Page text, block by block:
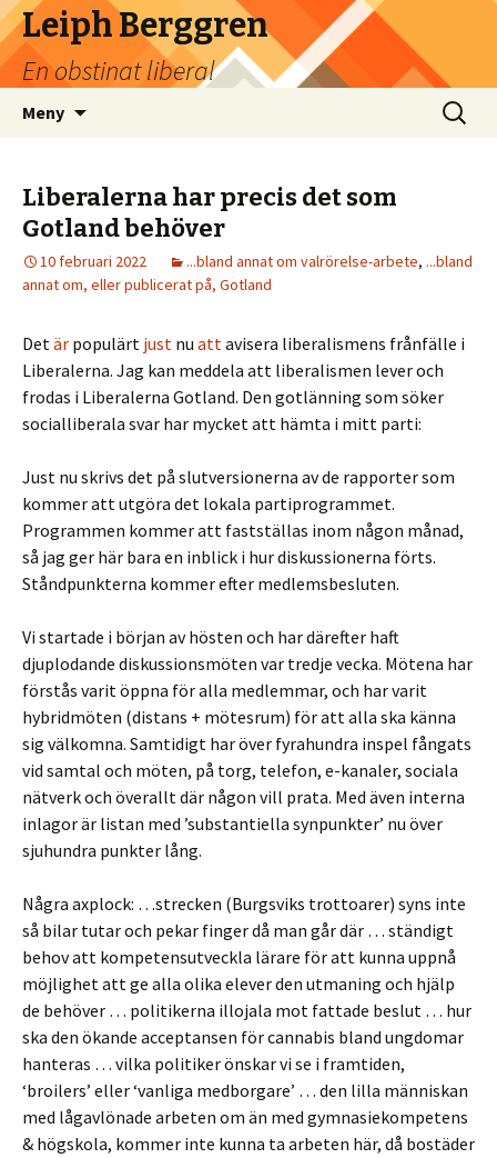
Leiph Berggren
En obstinat liberal
Meny
Sök
efter:
Liberalerna har precis det som
Gotland behöver
10 februari 2022 ...bland annat om valrörelse-arbete, ...bland
annat om, eller publicerat på, Gotland
Detär populärt just nu attavisera liberalismens frånfälle i
Liberalerna. Jag kan meddela att liberalismen lever och
frodas i Liberalerna Gotland. Den gotlänning som söker
socialliberala svar har mycket att hämta i mitt parti:
Just nu skrivs det på slutversionerna av de rapporter som
kommer att utgöra det lokala partiprogrammet.
Programmen kommer att fastställas inom någon månad,
så jag ger här bara en inblick i hur diskussionerna förts.
Ståndpunkterna kommer efter medlemsbesluten.
Vi startade i början av hösten och har därefter haft
djuplodande diskussionsmöten var tredje vecka. Mötena har
förstås varit öppna för alla medlemmar, och har varit
hybridmöten (distans + mötesrum) för att alla ska känna
sig välkomna. Samtidigt har över fyrahundra inspel fångats
vid samtal och möten, på torg, telefon, e-kanaler, sociala
nätverk och överallt där någon vill prata. Med även interna
inlagor är listan med ’substantiella synpunkter’ nu över
sjuhundra punkter lång.
Några axplock: …strecken (Burgsviks trottoarer) syns inte
så bilar tutar och pekar finger då man går där … ständigt
behov att kompetensutveckla lärare för att kunna uppnå
möjlighet att ge alla olika elever den utmaning och hjälp
de behöver … politikerna illojala mot fattade beslut … hur
ska den ökande acceptansen för cannabis bland ungdomar
hanteras … vilka politiker önskar vi se i framtiden,
‘broilers’ eller ‘vanliga medborgare’ … den lilla människan
med lågavlönade arbeten om än med gymnasiekompetens
& högskola, kommer inte kunna ta arbeten här, då bostäder